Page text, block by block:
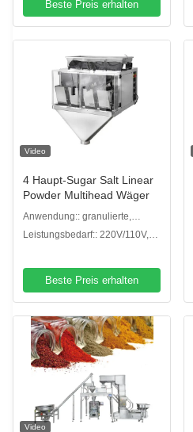
Beste Preis erhalten
Video
4 Haupt-Sugar Salt Linear
Powder Multihead Wäger
Anwendung:: granulierte,
pulverisierte oder andere Arten
Leistungsbedarf:: 220V/110V,
Beste Preis erhalten
Video